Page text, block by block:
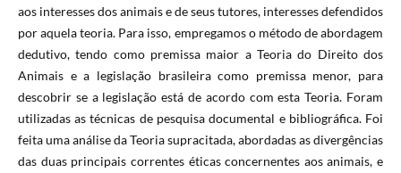
aos interesses dos animais e de seus tutores, interesses defendidos
por aquela teoria. Para isso, empregamos o método de abordagem
dedutivo, tendo como premissa maior a Teoria do Direito dos
Animais e a legislação brasileira como premissa menor, para
descobrir se a legislação está de acordo com esta Teoria. Foram
utilizadas as técnicas de pesquisa documental e bibliográfica. Foi
feita uma análise da Teoria supracitada, abordadas as divergências
das duas principais correntes éticas concernentes aos animais, e